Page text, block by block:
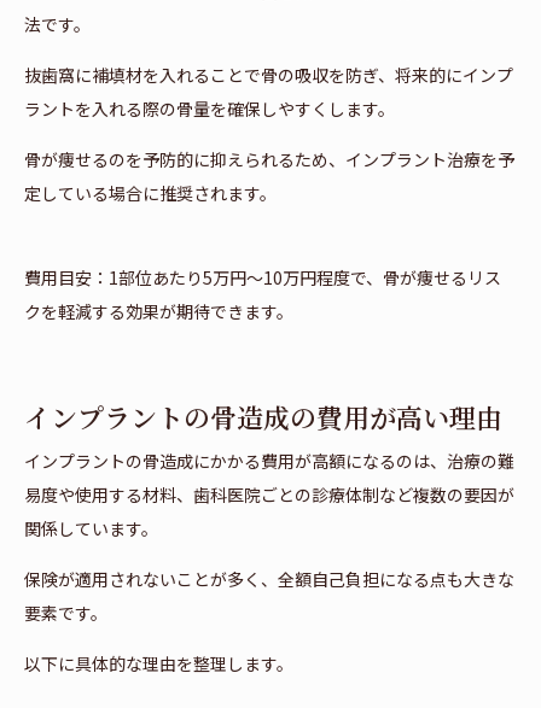
法です。
抜歯窩に補填材を入れることで骨の吸収を防ぎ、将来的にインプ
ラントを入れる際の骨量を確保しやすくします。
骨が痩せるのを予防的に抑えられるため、インプラント治療を予
定している場合に推奨されます。
費用目安：1部位あたり5万円〜10万円程度で、骨が痩せるリス
クを軽減する効果が期待できます。
インプラントの骨造成の費用が高い理由
インプラントの骨造成にかかる費用が高額になるのは、治療の難
易度や使用する材料、歯科医院ごとの診療体制など複数の要因が
関係しています。
保険が適用されないことが多く、全額自己負担になる点も大きな
要素です。
以下に具体的な理由を整理します。